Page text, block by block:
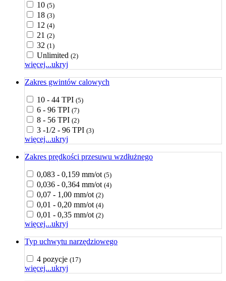
10 (5)
18 (3)
12 (4)
21 (2)
32 (1)
Unlimited (2)
więcej...ukryj
Zakres gwintów calowych
10 - 44 TPI (5)
6 - 96 TPI (7)
8 - 56 TPI (2)
3 -1/2 - 96 TPI (3)
więcej...ukryj
Zakres prędkości przesuwu wzdłużnego
0,083 - 0,159 mm/ot (5)
0,036 - 0,364 mm/ot (4)
0,07 - 1,00 mm/ot (2)
0,01 - 0,20 mm/ot (4)
0,01 - 0,35 mm/ot (2)
więcej...ukryj
Typ uchwytu narzędziowego
4 pozycje (17)
więcej...ukryj